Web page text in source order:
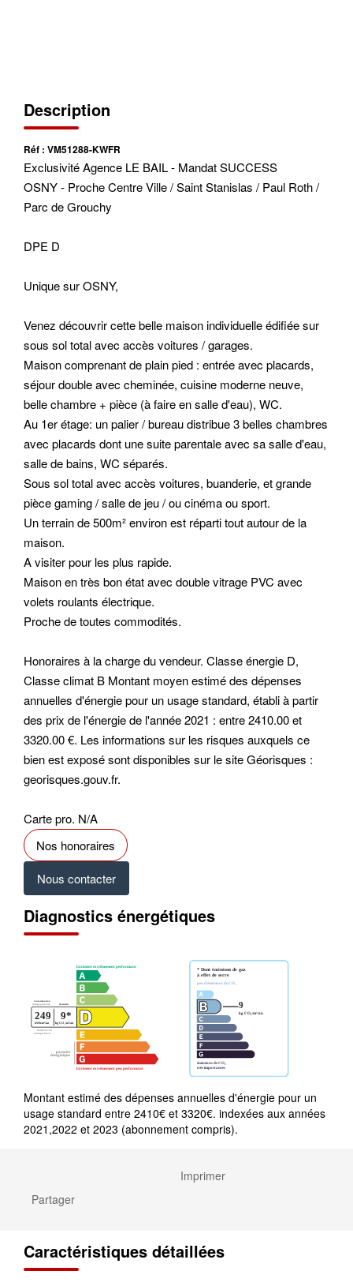
Description
Réf : VM51288-KWFR
Exclusivité Agence LE BAIL - Mandat SUCCESS
OSNY - Proche Centre Ville / Saint Stanislas / Paul Roth /
Parc de Grouchy
DPE D
Unique sur OSNY,
Venez découvrir cette belle maison individuelle édifiée sur
sous sol total avec accès voitures / garages.
Maison comprenant de plain pied : entrée avec placards,
séjour double avec cheminée, cuisine moderne neuve,
belle chambre + pièce (à faire en salle d'eau), WC.
Au 1er étage: un palier / bureau distribue 3 belles chambres
avec placards dont une suite parentale avec sa salle d'eau,
salle de bains, WC séparés.
Sous sol total avec accès voitures, buanderie, et grande
pièce gaming / salle de jeu / ou cinéma ou sport.
Un terrain de 500m² environ est réparti tout autour de la
maison.
A visiter pour les plus rapide.
Maison en très bon état avec double vitrage PVC avec
volets roulants électrique.
Proche de toutes commodités.
Honoraires à la charge du vendeur. Classe énergie D,
Classe climat B Montant moyen estimé des dépenses
annuelles d'énergie pour un usage standard, établi à partir
des prix de l'énergie de l'année 2021 : entre 2410.00 et
3320.00 €. Les informations sur les risques auxquels ce
bien est exposé sont disponibles sur le site Géorisques :
georisques.gouv.fr.
Carte pro. N/A
Nos honoraires
Nous contacter
Diagnostics énergétiques
Montant estimé des dépenses annuelles d'énergie pour un
usage standard entre 2410€ et 3320€. indexées aux années
2021,2022 et 2023 (abonnement compris).
Imprimer
Partager
Caractéristiques détaillées